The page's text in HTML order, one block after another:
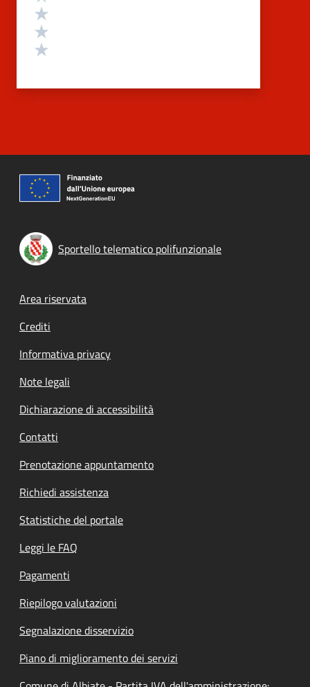
Sportello telematico polifunzionale
Footer menu
Area riservata
Crediti
Informativa privacy
Note legali
Dichiarazione di accessibilità
Contatti
Prenotazione appuntamento
Richiedi assistenza
Statistiche del portale
Leggi le FAQ
Pagamenti
Riepilogo valutazioni
Segnalazione disservizio
Piano di miglioramento dei servizi